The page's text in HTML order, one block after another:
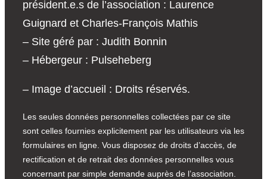
président.e.s de l’association : Laurence
Guignard et Charles-François Mathis
– Site géré par : Judith Bonnin
– Hébergeur : Pulseheberg
– Image d’accueil : Droits réservés.
Les seules données personnelles collectées par ce site
sont celles fournies explicitement par les utilisateurs via les
formulaires en ligne. Vous disposez de droits d’accès, de
rectification et de retrait des données personnelles vous
concernant par simple demande auprès de l’association.